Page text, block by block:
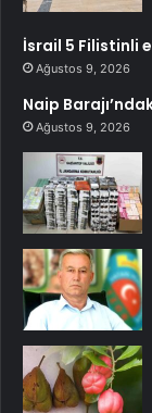
İsrail 5 Filistinli
Ağustos 9, 2026
Naip
Ağustos 9, 2026